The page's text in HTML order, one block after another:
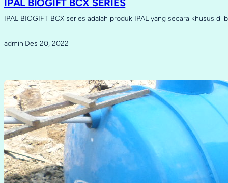
IPAL BIOGIFT BCX series adalah produk IPAL yang secara khusus di
admin·Des 20, 2022